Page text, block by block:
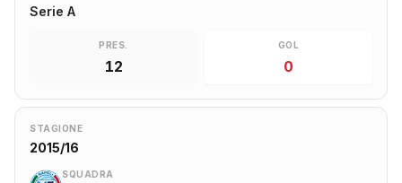
Serie A
PRES.
12
GOL
0
STAGIONE
2015/16
SQUADRA